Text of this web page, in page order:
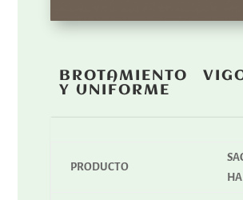
BROTAMIENTO
Y UNIFORME
PRODUCTO
HA